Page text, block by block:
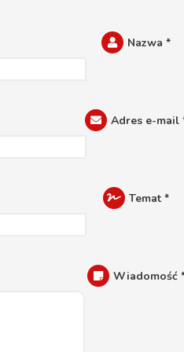
Nazwa *
Adres e-mail
Temat *
Wiadomość